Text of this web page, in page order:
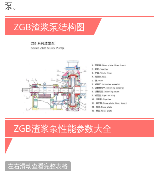
泵。
ZGB渣浆泵结构图
ZGB渣浆泵性能参数大全
左右滑动查看完整表格